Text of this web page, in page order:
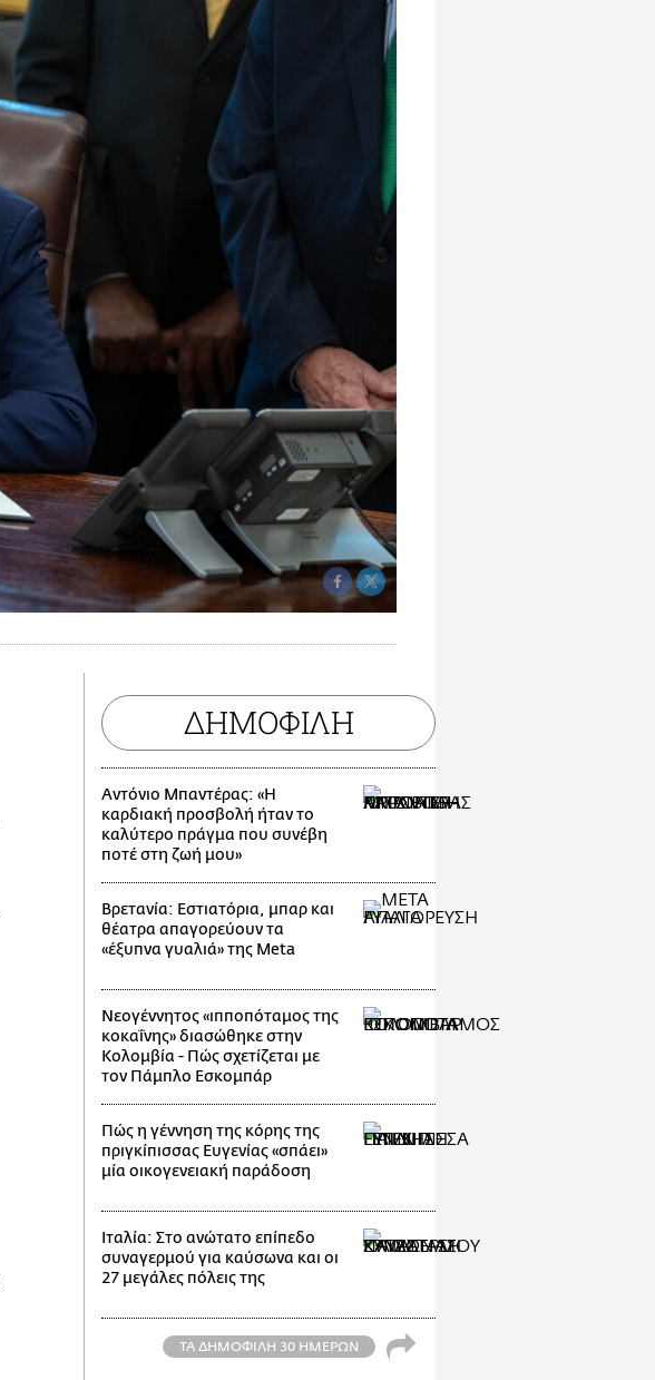
ΔΗΜΟΦΙΛΗ
Αντόνιο Μπαντέρας: «Η
καρδιακή προσβολή ήταν το
καλύτερο πράγμα που συνέβη
ποτέ στη ζωή μου»
Βρετανία: Εστιατόρια, μπαρ και
θέατρα απαγορεύουν τα
«έξυπνα γυαλιά» της Meta
Νεογέννητος «ιπποπόταμος της
κοκαΐνης» διασώθηκε στην
Κολομβία - Πώς σχετίζεται με
τον Πάμπλο Εσκομπάρ
Πώς η γέννηση της κόρης της
πριγκίπισσας Ευγενίας «σπάει»
μία οικογενειακή παράδοση
Ιταλία: Στο ανώτατο επίπεδο
συναγερμού για καύσωνα και οι
27 μεγάλες πόλεις της
ΤΑ ΔΗΜΟΦΙΛΗ 30 ΗΜΕΡΩΝ